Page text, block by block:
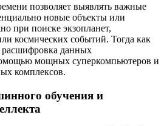
позволяет выявлять важные
новые объекты или
при поиске экзопланет,
космических событий. Тогда как
расшифровка данных
мощных суперкомпьютеров и
комплексов.
обучения и